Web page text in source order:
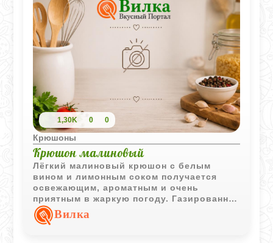
1,30K 0 0
Крюшоны
Крюшон малиновый
Лёгкий малиновый крюшон с белым
вином и лимонным соком получается
освежающим, ароматным и очень
приятным в жаркую погоду. Газированная
вода делает напиток более воздушным, а
малина добавляет насыщенный ягодный
Вилка